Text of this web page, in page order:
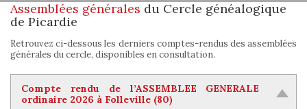
Assemblées générales du Cercle généalogique
de Picardie
Retrouvez ci-dessous les derniers comptes-rendus des assemblées
générales du cercle, disponibles en consultation.
Compte rendu de l’ASSEMBLEE GENERALE
ordinaire 2026 à Folleville (80)